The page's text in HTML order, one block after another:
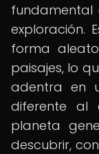
fundamental
exploración.
forma
paisajes, lo
adentra en
diferente al
planeta
descubrir,